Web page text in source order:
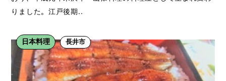
りました。江戸後期..
日本料理 長井市